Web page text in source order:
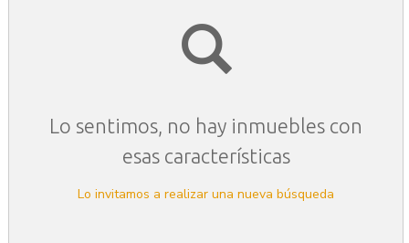
Lo sentimos, no hay inmuebles con
esas características
Lo invitamos a realizar una nueva búsqueda